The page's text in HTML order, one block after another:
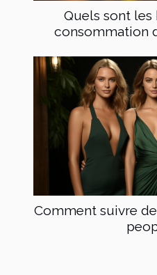
Quels sont les
consommation
Comment suivre